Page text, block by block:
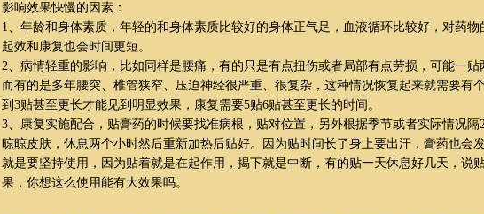
影响效果快慢的因素：
1、年龄和身体素质，年轻的和身体素质比较好的身体正气足，血液循环比较好，对药物
起效和康复也会时间更短。
2、病情轻重的影响，比如同样是腰痛，有的只是有点扭伤或者局部有点劳损，可能一贴
而有的是多年腰突、椎管狭窄、压迫神经很严重、很复杂，这种情况恢复起来就需要有
到3贴甚至更长才能见到明显效果，康复需要5贴6贴甚至更长的时间。
3、康复实施配合，贴膏药的时候要找准病根，贴对位置，另外根据季节或者实际情况隔
晾晾皮肤，休息两个小时然后重新加热后贴好。因为贴时间长了身上要出汗，膏药也会
就是要坚持使用，因为贴着就是在起作用，揭下就是中断，有的贴一天休息好几天，说
果，你想这么使用能有大效果吗。